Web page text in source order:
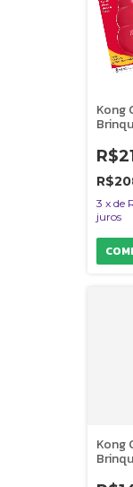
Kong
3 x de
juros
Kong